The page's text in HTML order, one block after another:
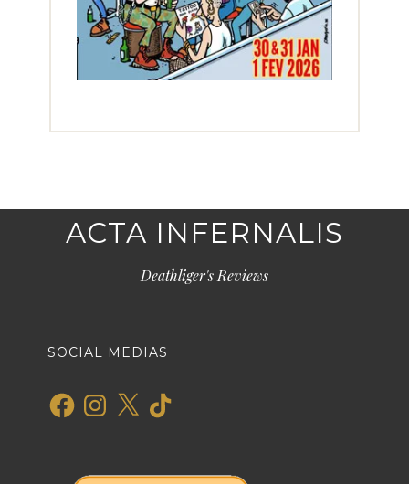
ACTA INFERNALIS
Deathliger's Reviews
SOCIAL MEDIAS
FacebookInstagram
X TikTok